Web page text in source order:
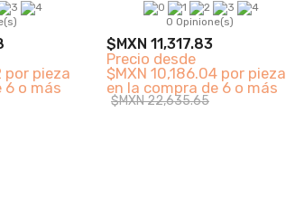
por pieza
6 o más
0 Opinione(s)
$MXN 11,317.83
Precio desde
$MXN 10,186.04 por pieza
en la compra de 6 o más
$MXN 22,635.65